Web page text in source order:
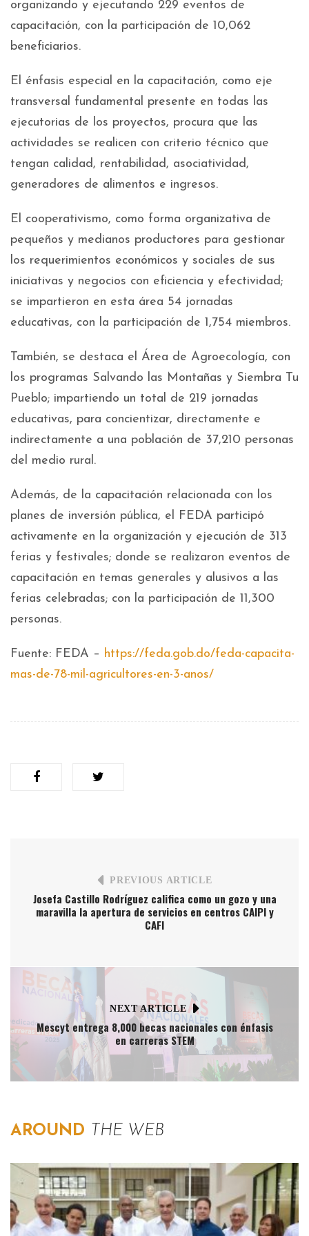
organizando y ejecutando 229 eventos de
capacitación, con la participación de 10,062
beneficiarios.
El énfasis especial en la capacitación, como eje
transversal fundamental presente en todas las
ejecutorias de los proyectos, procura que las
actividades se realicen con criterio técnico que
tengan calidad, rentabilidad, asociatividad,
generadores de alimentos e ingresos.
El cooperativismo, como forma organizativa de
pequeños y medianos productores para gestionar
los requerimientos económicos y sociales de sus
iniciativas y negocios con eficiencia y efectividad;
se impartieron en esta área 54 jornadas
educativas, con la participación de 1,754 miembros.
También, se destaca el Área de Agroecología, con
los programas Salvando las Montañas y Siembra Tu
Pueblo; impartiendo un total de 219 jornadas
educativas, para concientizar, directamente e
indirectamente a una población de 37,210 personas
del medio rural.
Además, de la capacitación relacionada con los
planes de inversión pública, el FEDA participó
activamente en la organización y ejecución de 313
ferias y festivales; donde se realizaron eventos de
capacitación en temas generales y alusivos a las
ferias celebradas; con la participación de 11,300
personas.
Fuente: FEDA – https://feda.gob.do/feda-capacita-
mas-de-78-mil-agricultores-en-3-anos/
PREVIOUS ARTICLE
Josefa Castillo Rodríguez califica como un gozo y una
maravilla la apertura de servicios en centros CAIPI y
CAFI
NEXT ARTICLE
Mescyt entrega 8,000 becas nacionales con énfasis
en carreras STEM
AROUND THE WEB